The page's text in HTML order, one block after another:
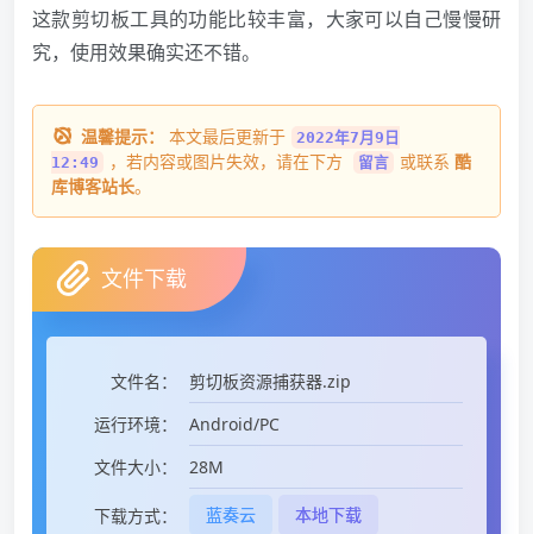
这款剪切板工具的功能比较丰富，大家可以自己慢慢研
究，使用效果确实还不错。
温馨提示： 本文最后更新于
2022年7月9日
12:49
，若内容或图片失效，请在下方 留言 或联系 酷
库博客站长。
文件下载
文件名：
剪切板资源捕获器.zip
运行环境：
Android/PC
文件大小：
28M
下载方式： 蓝奏云 本地下载